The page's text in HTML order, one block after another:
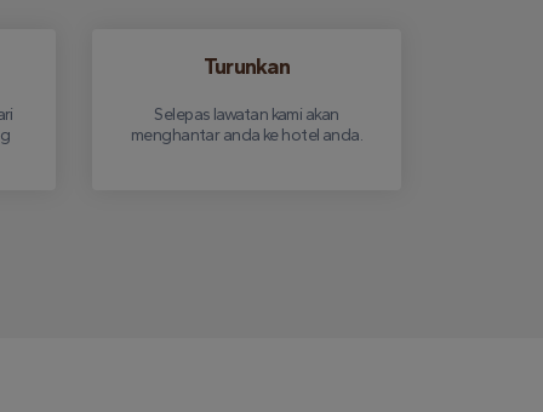
Turunkan
Selepas lawatan kami akan
menghantar anda ke hotel anda.